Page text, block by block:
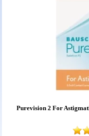
Purevision 2 For